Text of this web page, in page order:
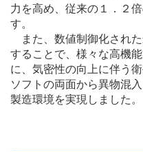
力を高め、従来の１．２
す。
また、数値制御化され
することで、様々な高機
に、気密性の向上に伴う
ソフトの両面から異物混
製造環境を実現しました。